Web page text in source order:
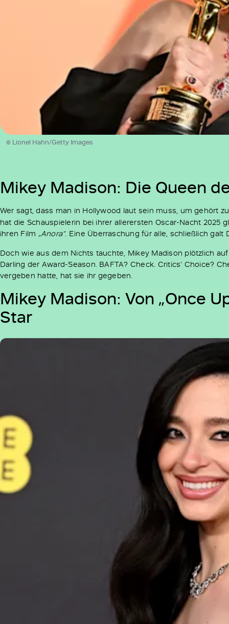
© Lionel Hahn/Getty Images
Mikey Madison: Die Queen
Wer sagt, dass man in Hollywood laut sein muss, um gehört
hat die Schauspielerin bei ihrer allerersten Oscar-Nacht
ihren Film „Anora“. Eine Überraschung für alle, schließlich
Doch wie aus dem Nichts tauchte, Mikey Madison plötzlich
Darling der Award-Season. BAFTA? Check. Critics’ Choice?
vergeben hatte, hat sie ihr gegeben.
Mikey Madison: Von „Once
Star